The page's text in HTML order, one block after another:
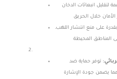
لتقليل انبعاثات الدخان
على منع انتشار اللهب،
توفر حماية ضد
مما يضمن جودة الإشارة